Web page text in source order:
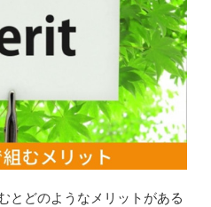
とどのようなメリットがある